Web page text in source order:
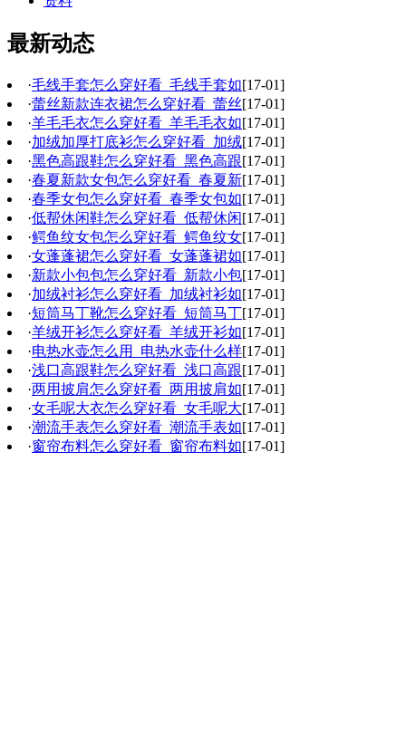
最新动态
·毛线手套怎么穿好看_毛线手套如[17-01]
·蕾丝新款连衣裙怎么穿好看_蕾丝[17-01]
·羊毛毛衣怎么穿好看_羊毛毛衣如[17-01]
·加绒加厚打底衫怎么穿好看_加绒[17-01]
·黑色高跟鞋怎么穿好看_黑色高跟[17-01]
·春夏新款女包怎么穿好看_春夏新[17-01]
·春季女包怎么穿好看_春季女包如[17-01]
·低帮休闲鞋怎么穿好看_低帮休闲[17-01]
·鳄鱼纹女包怎么穿好看_鳄鱼纹女[17-01]
·女蓬蓬裙怎么穿好看_女蓬蓬裙如[17-01]
·新款小包包怎么穿好看_新款小包[17-01]
·加绒衬衫怎么穿好看_加绒衬衫如[17-01]
·短筒马丁靴怎么穿好看_短筒马丁[17-01]
·羊绒开衫怎么穿好看_羊绒开衫如[17-01]
·电热水壶怎么用_电热水壶什么样[17-01]
·浅口高跟鞋怎么穿好看_浅口高跟[17-01]
·两用披肩怎么穿好看_两用披肩如[17-01]
·女毛呢大衣怎么穿好看_女毛呢大[17-01]
·潮流手表怎么穿好看_潮流手表如[17-01]
·窗帘布料怎么穿好看_窗帘布料如[17-01]